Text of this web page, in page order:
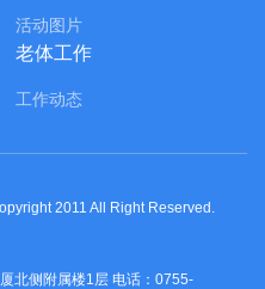
活动图片
老体工作
工作动态
2011 All Right Reserved.
北侧附属楼1层 电话：0755-